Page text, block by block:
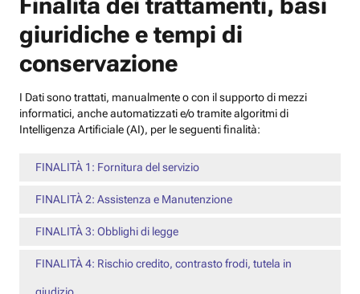
giuridiche e tempi di
conservazione
I Dati sono trattati, manualmente o con il supporto di mezzi
informatici, anche automatizzati e/o tramite algoritmi di
Intelligenza Artificiale (AI), per le seguenti finalità:
FINALITÀ 1: Fornitura del servizio
FINALITÀ 2: Assistenza e Manutenzione
FINALITÀ 3: Obblighi di legge
FINALITÀ 4: Rischio credito, contrasto frodi, tutela in